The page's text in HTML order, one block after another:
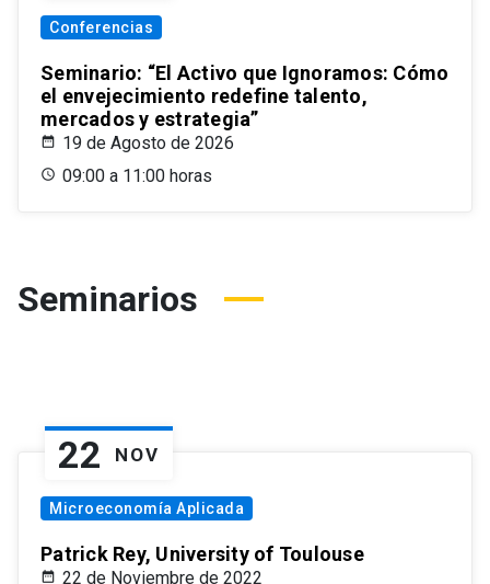
Conferencias
Seminario: “El Activo que Ignoramos: Cómo
el envejecimiento redefine talento,
mercados y estrategia”
19 de Agosto de 2026
09:00 a 11:00 horas
Seminarios
22 NOV
Microeconomía Aplicada
Patrick Rey, University of Toulouse
22 de Noviembre de 2022